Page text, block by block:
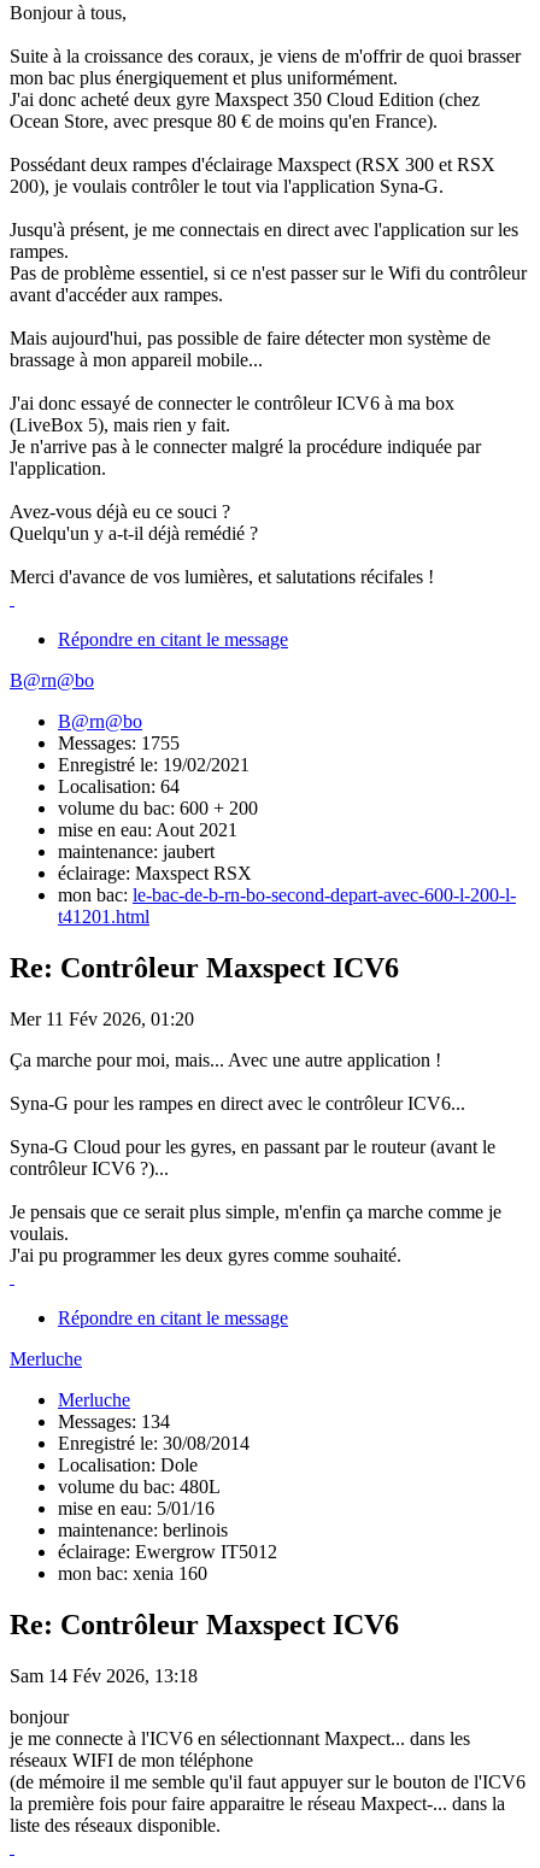
Bonjour à tous,
Suite à la croissance des coraux, je viens de m'offrir de quoi brasser
mon bac plus énergiquement et plus uniformément.
J'ai donc acheté deux gyre Maxspect 350 Cloud Edition (chez
Ocean Store, avec presque 80 € de moins qu'en France).
Possédant deux rampes d'éclairage Maxspect (RSX 300 et RSX
200), je voulais contrôler le tout via l'application Syna-G.
Jusqu'à présent, je me connectais en direct avec l'application sur les
rampes.
Pas de problème essentiel, si ce n'est passer sur le Wifi du contrôleur
avant d'accéder aux rampes.
Mais aujourd'hui, pas possible de faire détecter mon système de
brassage à mon appareil mobile...
J'ai donc essayé de connecter le contrôleur ICV6 à ma box
(LiveBox 5), mais rien y fait.
Je n'arrive pas à le connecter malgré la procédure indiquée par
l'application.
Avez-vous déjà eu ce souci ?
Quelqu'un y a-t-il déjà remédié ?
Merci d'avance de vos lumières, et salutations récifales !
Répondre en citant le message
B@rn@bo
B@rn@bo
Messages: 1755
Enregistré le: 19/02/2021
Localisation: 64
volume du bac: 600 + 200
mise en eau: Aout 2021
maintenance: jaubert
éclairage: Maxspect RSX
mon bac: le-bac-de-b-rn-bo-second-depart-avec-600-l-200-l-
t41201.html
Re: Contrôleur Maxspect ICV6
Mer 11 Fév 2026, 01:20
Ça marche pour moi, mais... Avec une autre application !
Syna-G pour les rampes en direct avec le contrôleur ICV6...
Syna-G Cloud pour les gyres, en passant par le routeur (avant le
contrôleur ICV6 ?)...
Je pensais que ce serait plus simple, m'enfin ça marche comme je
voulais.
J'ai pu programmer les deux gyres comme souhaité.
Répondre en citant le message
Merluche
Merluche
Messages: 134
Enregistré le: 30/08/2014
Localisation: Dole
volume du bac: 480L
mise en eau: 5/01/16
maintenance: berlinois
éclairage: Ewergrow IT5012
mon bac: xenia 160
Re: Contrôleur Maxspect ICV6
Sam 14 Fév 2026, 13:18
bonjour
je me connecte à l'ICV6 en sélectionnant Maxpect... dans les
réseaux WIFI de mon téléphone
(de mémoire il me semble qu'il faut appuyer sur le bouton de l'ICV6
la première fois pour faire apparaitre le réseau Maxpect-... dans la
liste des réseaux disponible.